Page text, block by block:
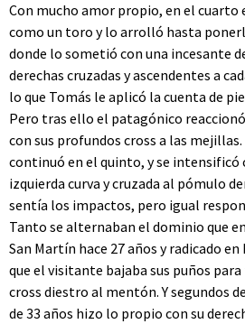
Con mucho amor propio, en el cuarto
como un toro y lo arrolló hasta
donde lo sometió con una incesante
derechas cruzadas y ascendentes a
lo que Tomás le aplicó la cuenta de
Pero tras ello el patagónico
con sus profundos cross a las
continuó en el quinto, y se intensificó
izquierda curva y cruzada al pómulo
sentía los impactos, pero igual
Tanto se alternaban el dominio que
San Martín hace 27 años y radicado
que el visitante bajaba sus puños
cross diestro al mentón. Y segundos
de 33 años hizo lo propio con su